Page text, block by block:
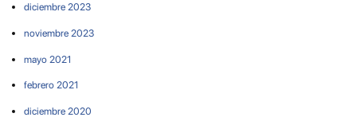
diciembre 2023
noviembre 2023
mayo 2021
febrero 2021
diciembre 2020